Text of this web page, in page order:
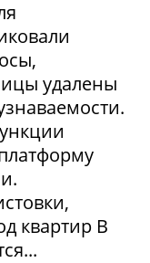
удалены
квартир В